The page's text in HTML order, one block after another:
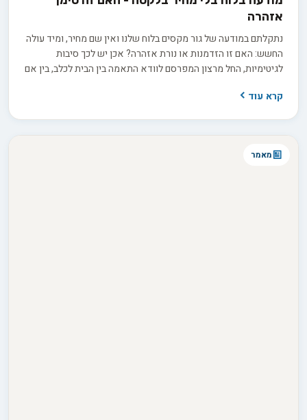
אזהרה
נתקלתם במודעה של גור מקסים בלוח שלנו ואין שם מחיר, ומיד עולה
החשש: האם זו הזדמנות או נורת אזהרה? אכן יש לכך סיבות
לגיטימיות, החל מרצון המפרסם לוודא התאמה בין הבית לכלב, בין אם
בפועל השאלה היא לא רק כמה זה עולה, אלא כמה שקיפות
קרא עוד
מאמר